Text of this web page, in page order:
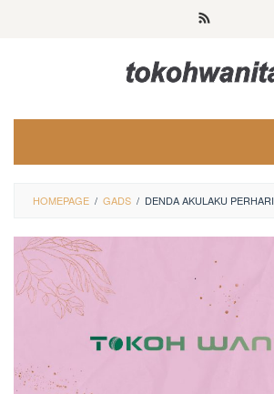
HOMEPAGE / GADS / DENDA AKULAKU PERHARI